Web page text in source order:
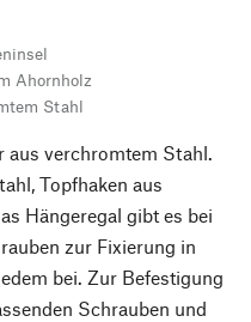
Ahornholz
Stahl
aus verchromtem Stahl.
Topfhaken aus
Hängeregal gibt es bei
zur Fixierung in
bei. Zur Befestigung
Schrauben und